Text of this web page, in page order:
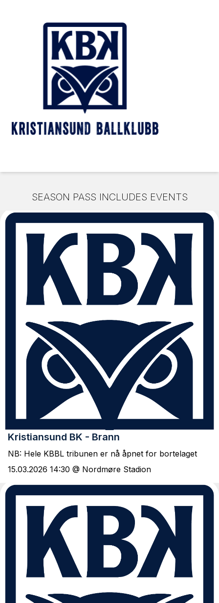
SEASON PASS INCLUDES EVENTS
Kristiansund BK - Brann
NB: Hele KBBL tribunen er nå åpnet for bortelaget
15.03.2026 14:30 @ Nordmøre Stadion